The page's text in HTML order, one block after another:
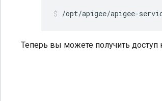
/opt/apigee/apigee-
Теперь вы можете получить доступ